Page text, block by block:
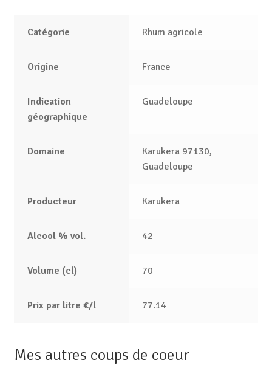
Catégorie Rhum agricole
Origine France
Indication
géographique
Guadeloupe
Domaine
Karukera 97130,
Guadeloupe
Producteur Karukera
Alcool % vol. 42
Volume (cl) 70
Prix par litre €/l 77.14
Mes autres coups de coeur